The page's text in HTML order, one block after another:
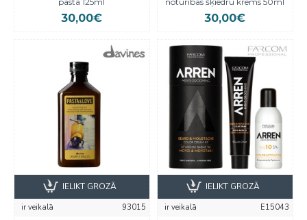
30,00€ 30,00€
ir veikalā
93015
IELIKT GROZĀ
ir veikalā
E15043
IELIKT GROZĀ